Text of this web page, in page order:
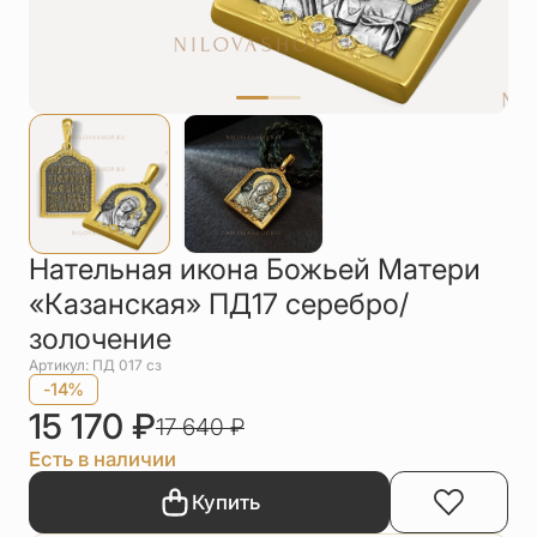
Цепи
Шнурки на
шею
Другое
Нательная икона Божьей Матери
«Казанская» ПД17 серебро/
золочение
Артикул: ПД 017 сз
-14%
15 170 ₽17 640₽
Есть в наличии
Купить